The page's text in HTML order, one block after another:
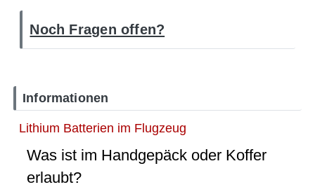
Noch Fragen offen?
Informationen
Lithium Batterien im Flugzeug
Was ist im Handgepäck oder Koffer
erlaubt?